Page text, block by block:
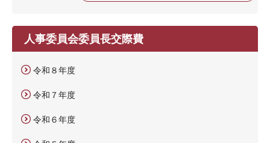
人事委員会委員長交際費
令和８年度
令和７年度
令和６年度